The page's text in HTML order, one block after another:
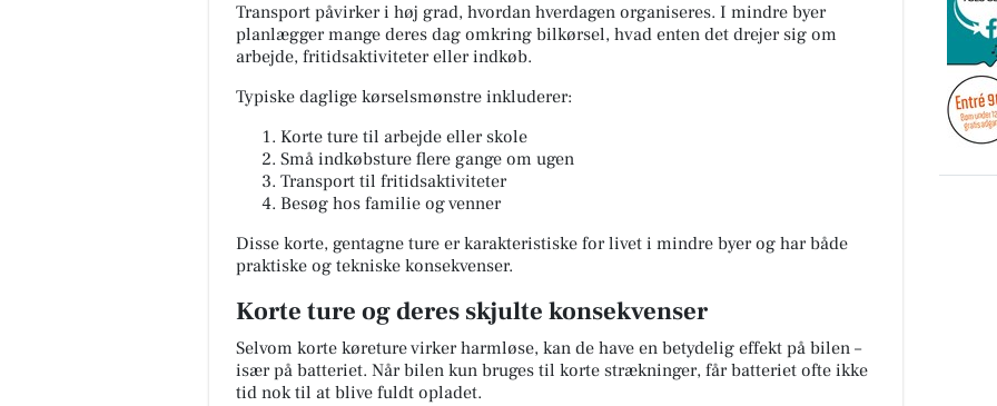
Transport påvirker i høj grad, hvordan hverdagen organiseres. I mindre byer
planlægger mange deres dag omkring bilkørsel, hvad enten det drejer sig om
arbejde, fritidsaktiviteter eller indkøb.
Typiske daglige kørselsmønstre inkluderer:
Korte ture til arbejde eller skole
Små indkøbsture flere gange om ugen
Transport til fritidsaktiviteter
Besøg hos familie og venner
Disse korte, gentagne ture er karakteristiske for livet i mindre byer og har både
praktiske og tekniske konsekvenser.
Korte ture og deres skjulte konsekvenser
Selvom korte køreture virker harmløse, kan de have en betydelig effekt på bilen –
især på batteriet. Når bilen kun bruges til korte strækninger, får batteriet ofte ikke
tid nok til at blive fuldt opladet.